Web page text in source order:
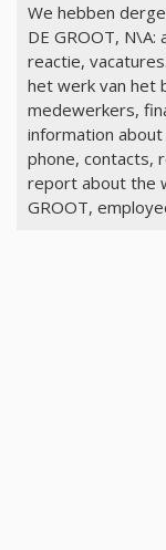
We hebben
DE GROOT,
reactie,
het werk van het
medewerkers,
information about
phone, contacts,
report about the
GROOT,